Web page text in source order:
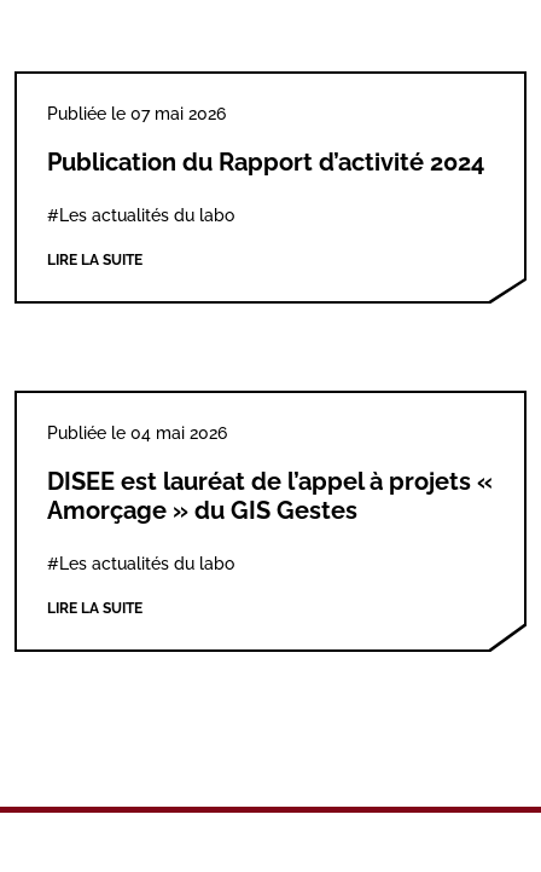
Publiée le 07 mai 2026
Publication du Rapport d’activité 2024
#Les actualités du labo
LIRE LA SUITE
Publiée le 04 mai 2026
DISEE est lauréat de l’appel à projets «
Amorçage » du GIS Gestes
#Les actualités du labo
LIRE LA SUITE